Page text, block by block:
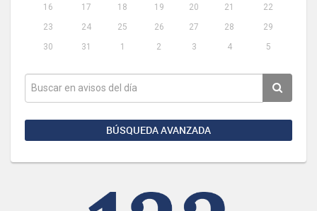
16
17 18 19 20 21
22
23
24 25 26 27 28
29
30
31 1 2 3 4 5
BÚSQUEDA AVANZADA